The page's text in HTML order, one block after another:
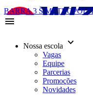
BARRA 3 S
menu
Nossa escola keyboard_arrow_down
Vagas
Equipe
Parcerias
Promoções
Novidades